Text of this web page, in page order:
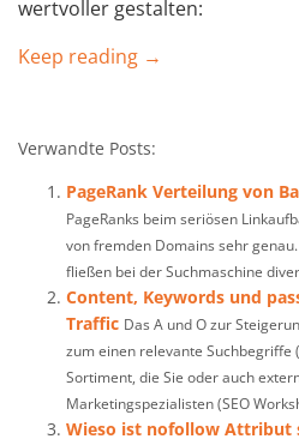
wertvoller gestalten:
Keep reading →
Verwandte Posts:
PageRank Verteilung von
PageRanks beim seriösen
von fremden Domains sehr
fließen bei der Suchmaschine
Content, Keywords und
Traffic Das A und O zur
zum einen relevante Suchbegriffe
Sortiment, die Sie oder auch
Marketingspezialisten (SEO
Wieso ist nofollow Attribut